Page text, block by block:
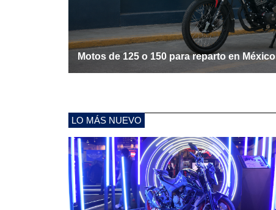
Motos de 125 o 150 para reparto en México
LO MÁS NUEVO